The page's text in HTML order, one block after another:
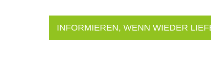
INFORMIEREN, WENN WIEDER